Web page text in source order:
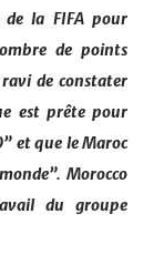
de la FIFA pour
de points
de constater
est prête pour
et que le Maroc
Morocco
du groupe